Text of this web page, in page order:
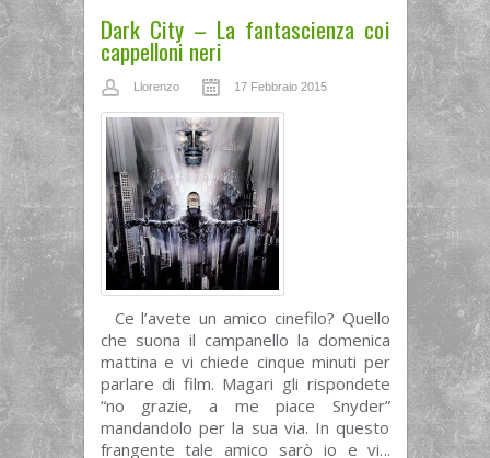
Dark City – La fantascienza coi
cappelloni neri
Llorenzo 17 Febbraio 2015
Ce l’avete un amico cinefilo? Quello
che suona il campanello la domenica
mattina e vi chiede cinque minuti per
parlare di film. Magari gli rispondete
“no grazie, a me piace Snyder”
mandandolo per la sua via. In questo
frangente tale amico sarò io e vi...